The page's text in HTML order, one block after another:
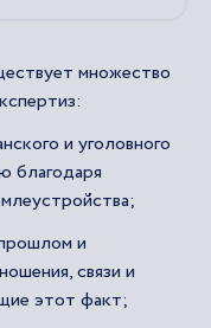
множество
и уголовного
благодаря
и
связи и
этот факт;